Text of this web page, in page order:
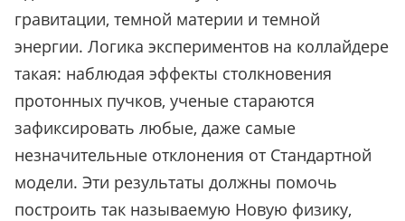
гравитации, темной материи и темной
энергии. Логика экспериментов на коллайдере
такая: наблюдая эффекты столкновения
протонных пучков, ученые стараются
зафиксировать любые, даже самые
незначительные отклонения от Стандартной
модели. Эти результаты должны помочь
построить так называемую Новую физику,